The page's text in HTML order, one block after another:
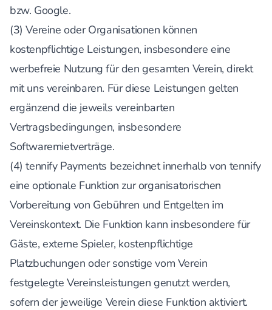
bzw. Google.
(3) Vereine oder Organisationen können
kostenpflichtige Leistungen, insbesondere eine
werbefreie Nutzung für den gesamten Verein, direkt
mit uns vereinbaren. Für diese Leistungen gelten
ergänzend die jeweils vereinbarten
Vertragsbedingungen, insbesondere
Softwaremietverträge.
(4) tennify Payments bezeichnet innerhalb von tennify
eine optionale Funktion zur organisatorischen
Vorbereitung von Gebühren und Entgelten im
Vereinskontext. Die Funktion kann insbesondere für
Gäste, externe Spieler, kostenpflichtige
Platzbuchungen oder sonstige vom Verein
festgelegte Vereinsleistungen genutzt werden,
sofern der jeweilige Verein diese Funktion aktiviert.